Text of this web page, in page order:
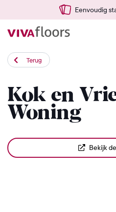
Eenvoudig
Terug
Kok en
Woning
Bekijk